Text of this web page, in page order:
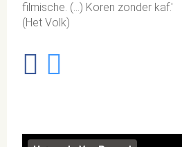
filmische. (…) Koren zonder kaf.'
(Het Volk)
Delen
Tweet